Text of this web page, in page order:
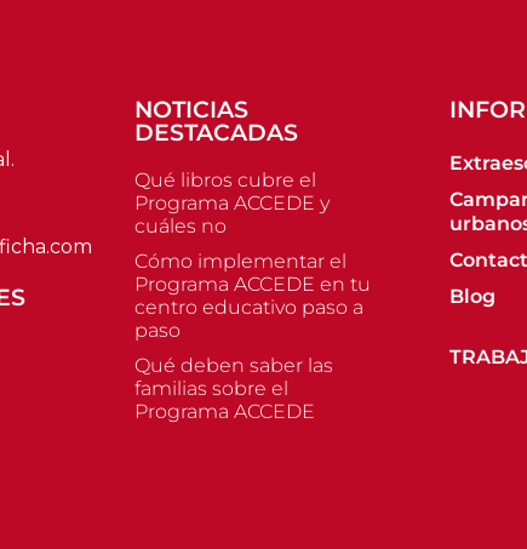
NOTICIAS
DESTACADAS
Qué libros cubre el
Programa ACCEDE y
cuáles no
Cómo implementar el
Programa ACCEDE en tu
centro educativo paso a
paso
Qué deben saber las
familias sobre el
Programa ACCEDE
Blog